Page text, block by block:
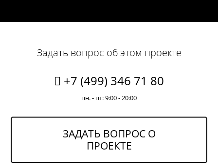
Задать вопрос об этом проекте
+7 (499) 346 71 80
пн. - пт: 9:00 - 20:00
ЗАДАТЬ ВОПРОС О
ПРОЕКТЕ